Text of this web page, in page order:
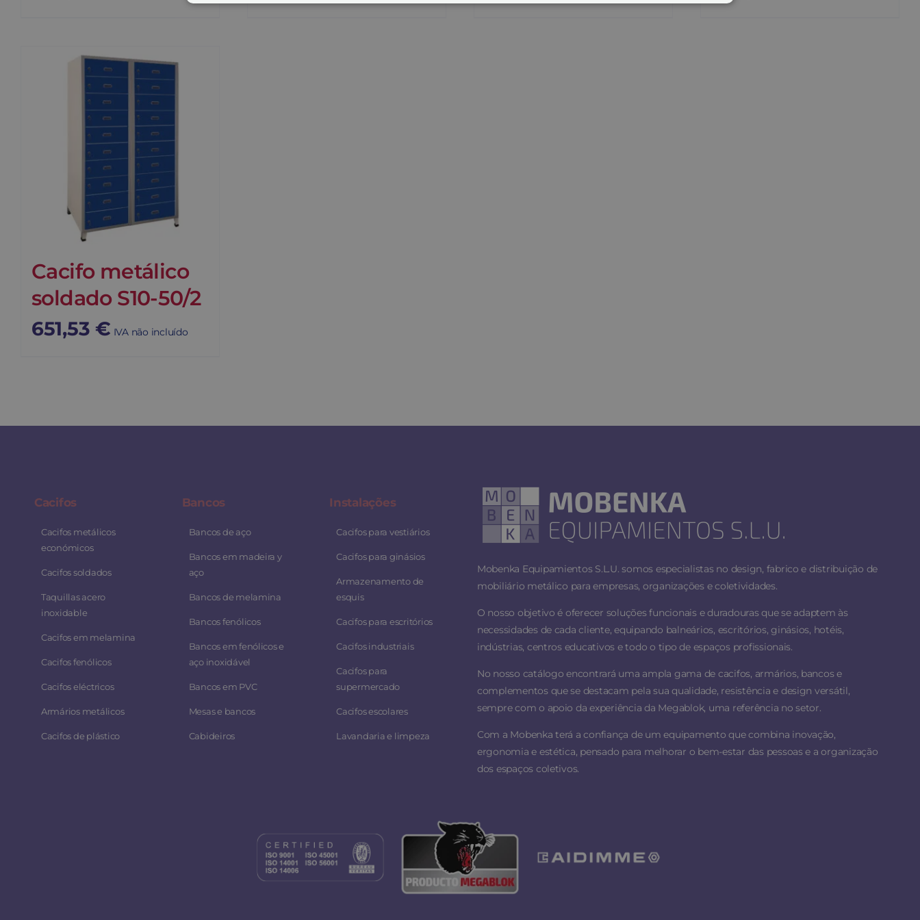
Cacifo metálico
soldado S10-50/2
651,53 € IVA não incluído
Cacifos
Cacifos metálicos
económicos
Cacifos soldados
Taquillas acero
inoxidable
Cacifos em melamina
Cacifos fenólicos
Cacifos eléctricos
Armários metálicos
Cacifos de plástico
Bancos
Bancos de aço
Bancos em madeira y
aço
Bancos de melamina
Bancos fenólicos
Bancos em fenólicos e
aço inoxidável
Bancos em PVC
Mesas e bancos
Cabideiros
Instalações
Cacifos para vestiários
Cacifos para ginásios
Armazenamento de
esquis
Cacifos para escritórios
Cacifos industriais
Cacifos para
supermercado
Cacifos escolares
Lavandaria e limpeza
Mobenka Equipamientos S.L.U. somos especialistas no design, fabrico e distribuição de
mobiliário metálico para empresas, organizações e coletividades.
O nosso objetivo é oferecer soluções funcionais e duradouras que se adaptem às
necessidades de cada cliente, equipando balneários, escritórios, ginásios, hotéis,
indústrias, centros educativos e todo o tipo de espaços profissionais.
No nosso catálogo encontrará uma ampla gama de cacifos, armários, bancos e
complementos que se destacam pela sua qualidade, resistência e design versátil,
sempre com o apoio da experiência da Megablok, uma referência no setor.
Com a Mobenka terá a confiança de um equipamento que combina inovação,
ergonomia e estética, pensado para melhorar o bem-estar das pessoas e a organização
dos espaços coletivos.